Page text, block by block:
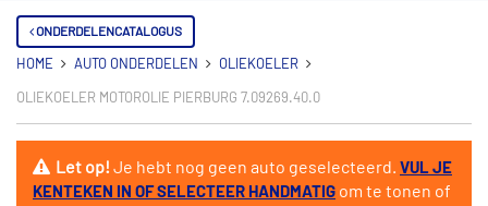
ONDERDELENCATALOGUS
HOME AUTO ONDERDELEN OLIEKOELER
OLIEKOELER MOTOROLIE PIERBURG 7.09269.40.0
Let op!Je hebt nog geen auto geselecteerd. VUL JE
KENTEKEN IN OF SELECTEER HANDMATIG om te tonen of